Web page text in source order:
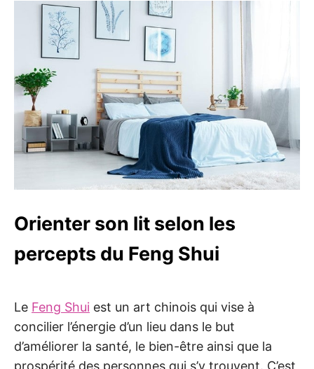
Orienter son lit selon les
percepts du Feng Shui
Le Feng Shui est un art chinois qui vise à
concilier l’énergie d’un lieu dans le but
d’améliorer la santé, le bien-être ainsi que la
prospérité des personnes qui s’y trouvent. C’est